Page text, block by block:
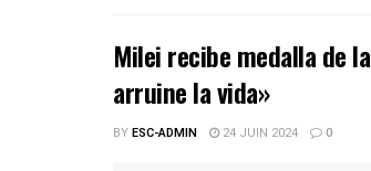
Milei recibe medalla de
arruine la vida»
BYESC-ADMIN 24 JUIN 2024 0